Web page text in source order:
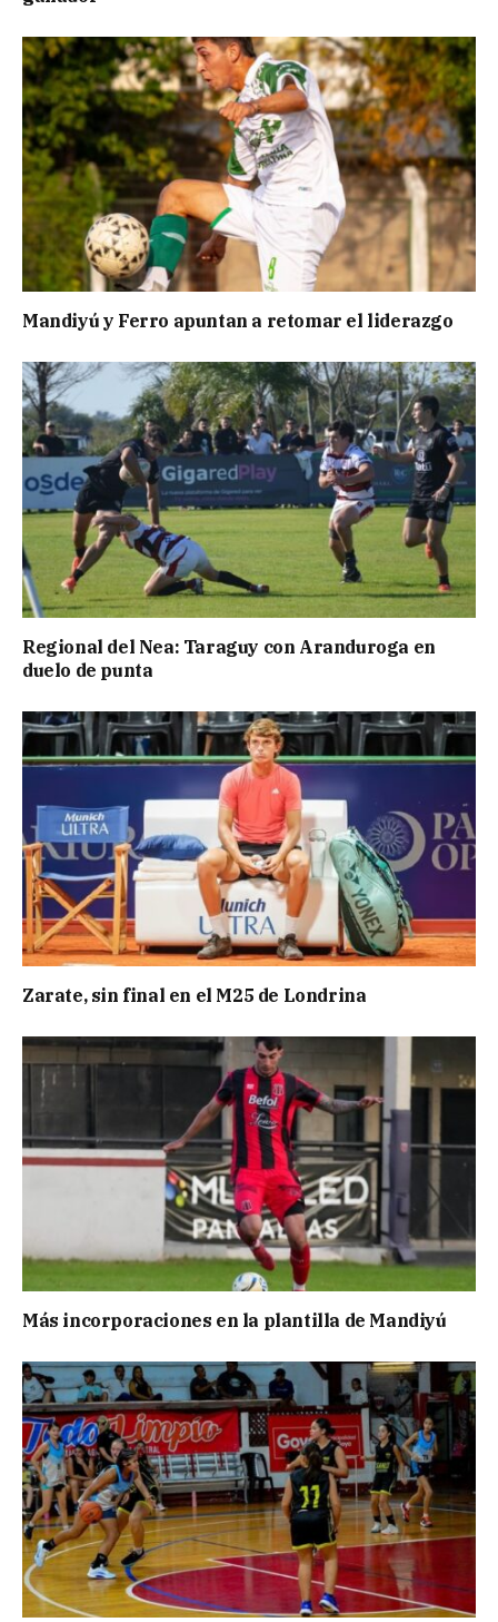
Mandiyú y Ferro apuntan a retomar el liderazgo
Regional del Nea: Taraguy con Aranduroga en
duelo de punta
Zarate, sin final en el M25 de Londrina
Más incorporaciones en la plantilla de Mandiyú